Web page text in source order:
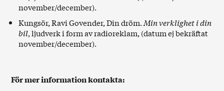
november/december).
Kungsör, Ravi Govender, Din dröm.Min verklighet i din
bil, ljudverk i form av radioreklam, (datum ej bekräftat
november/december).
För mer information kontakta: